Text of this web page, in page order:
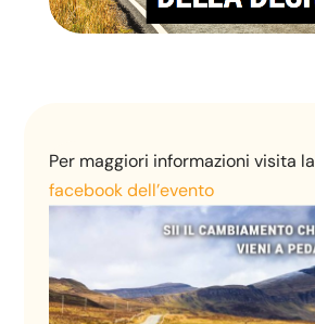
Per maggiori informazioni visita la
facebook dell’evento